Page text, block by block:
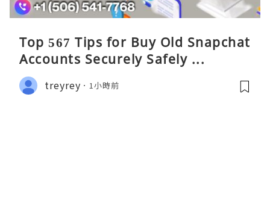
Top 567 Tips for Buy Old Snapchat
Accounts Securely Safely ...
treyrey 1小時前